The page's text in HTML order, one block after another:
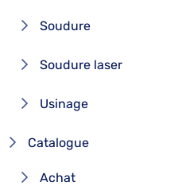
Soudure
Soudure laser
Usinage
Catalogue
Achat